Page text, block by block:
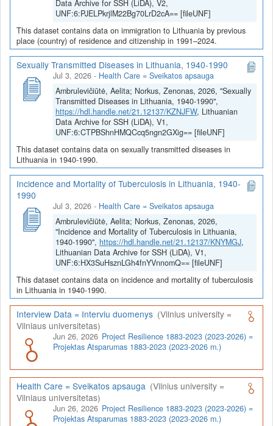
Data Archive for SSH (LiDA), V2,
UNF:6:PJELPkrjlM22Bg70LrD2cA== [fileUNF]
This dataset contains data on immigration to Lithuania by previous
place (country) of residence and citizenship in 1991–2024.
Sexually Transmitted Diseases in Lithuania, 1940-1990
Jul 3, 2026 - Health Care = Sveikatos apsauga
Ambrulevičiūtė, Aelita; Norkus, Zenonas, 2026, "Sexually
Transmitted Diseases in Lithuania, 1940-1990",
https://hdl.handle.net/21.12137/KZNJFW, Lithuanian
Data Archive for SSH (LiDA), V1,
UNF:6:CTPBShnHMQCcq5ngn2GXig== [fileUNF]
This dataset contains data on sexually transmitted diseases in
Lithuania in 1940-1990.
Incidence and Mortality of Tuberculosis in Lithuania, 1940-
1990
Jul 3, 2026 - Health Care = Sveikatos apsauga
Ambrulevičiūtė, Aelita; Norkus, Zenonas, 2026,
"Incidence and Mortality of Tuberculosis in Lithuania,
1940-1990", https://hdl.handle.net/21.12137/KNYMGJ,
Lithuanian Data Archive for SSH (LiDA), V1,
UNF:6:HX3SuHsznLGh4fnYVnnomQ== [fileUNF]
This dataset contains data on incidence and mortality of tuberculosis
in Lithuania in 1940-1990.
Interview Data = Interviu duomenys (Vilnius university =
Vilniaus universitetas)
Jun 26, 2026 Project Resilience 1883-2023 (2023-2026) =
Projektas Atsparumas 1883-2023 (2023-2026 m.)
Health Care = Sveikatos apsauga (Vilnius university =
Vilniaus universitetas)
Jun 26, 2026 Project Resilience 1883-2023 (2023-2026) =
Projektas Atsparumas 1883-2023 (2023-2026 m.)